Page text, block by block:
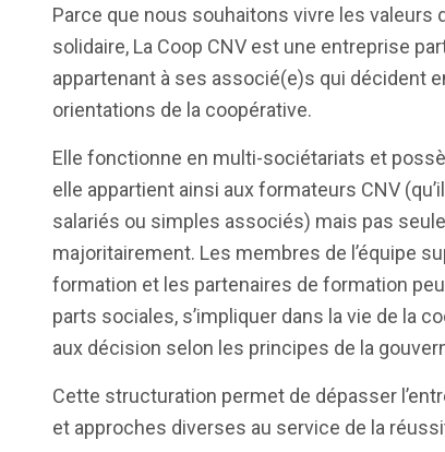
Parce que nous souhaitons vivre les valeurs
solidaire, La Coop CNV est une entreprise
appartenant à ses associé(e)s qui décident
orientations de la coopérative.
Elle fonctionne en multi-sociétariats et
elle appartient ainsi aux formateurs CNV
salariés ou simples associés) mais pas
majoritairement. Les membres de l’équipe
formation et les partenaires de formation
parts sociales, s’impliquer dans la vie de la
aux décision selon les principes de la
Cette structuration permet de dépasser
et approches diverses au service de la